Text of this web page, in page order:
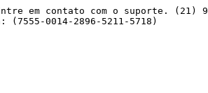
em contato com o suporte. (21)
(7555-0014-2896-5211-5718)